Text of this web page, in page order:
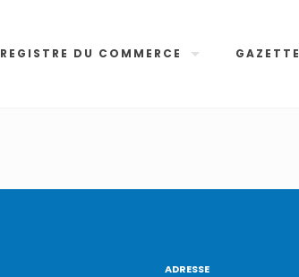
REGISTRE DU COMMERCE GAZETTE
ADRESSE